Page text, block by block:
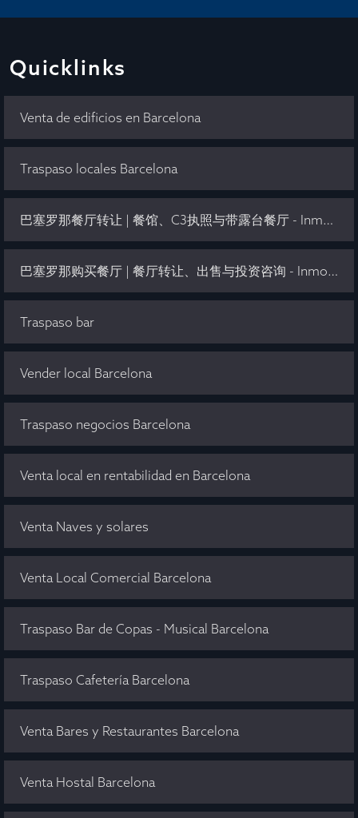
Quicklinks
Venta de edificios en Barcelona
Traspaso locales Barcelona
巴塞罗那餐厅转让 | 餐馆、C3执照与带露台餐厅 - Inmo Olaya
巴塞罗那购买餐厅 | 餐厅转让、出售与投资咨询 - Inmo Olaya
Traspaso bar
Vender local Barcelona
Traspaso negocios Barcelona
Venta local en rentabilidad en Barcelona
Venta Naves y solares
Venta Local Comercial Barcelona
Traspaso Bar de Copas - Musical Barcelona
Traspaso Cafetería Barcelona
Venta Bares y Restaurantes Barcelona
Venta Hostal Barcelona